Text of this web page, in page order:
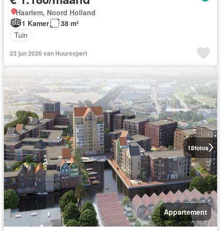
Haarlem, Noord Holland
1 Kamer
38 m²
Tuin
23 jun 2026 van Huurexpert
18fotos
Appartement